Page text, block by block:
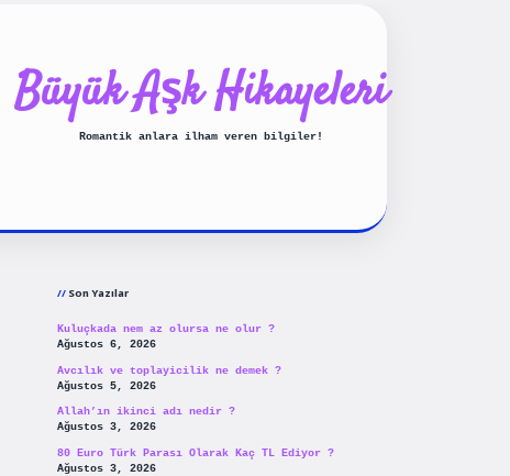
Büyük Aşk Hikayeleri
Romantik anlara ilham veren bilgiler!
Son Yazılar
Kuluçkada nem az olursa ne olur ?
Ağustos 6, 2026
Avcılık ve toplayicilik ne demek ?
Ağustos 5, 2026
Allah’ın ikinci adı nedir ?
Ağustos 3, 2026
80 Euro Türk Parası Olarak Kaç TL Ediyor ?
Ağustos 3, 2026